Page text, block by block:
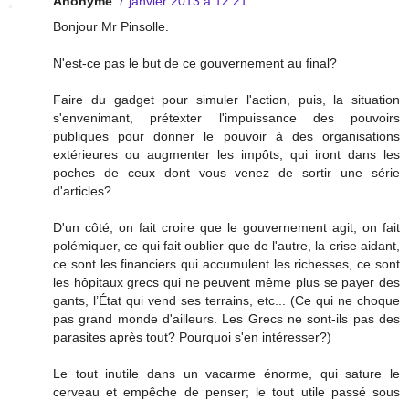
Bonjour Mr Pinsolle.
N'est-ce pas le but de ce gouvernement au final?
Faire du gadget pour simuler l'action, puis, la situation
s'envenimant, prétexter l'impuissance des pouvoirs
publiques pour donner le pouvoir à des organisations
extérieures ou augmenter les impôts, qui iront dans les
poches de ceux dont vous venez de sortir une série
d'articles?
D'un côté, on fait croire que le gouvernement agit, on fait
polémiquer, ce qui fait oublier que de l'autre, la crise aidant,
ce sont les financiers qui accumulent les richesses, ce sont
les hôpitaux grecs qui ne peuvent même plus se payer des
gants, l’État qui vend ses terrains, etc... (Ce qui ne choque
pas grand monde d'ailleurs. Les Grecs ne sont-ils pas des
parasites après tout? Pourquoi s'en intéresser?)
Le tout inutile dans un vacarme énorme, qui sature le
cerveau et empêche de penser; le tout utile passé sous